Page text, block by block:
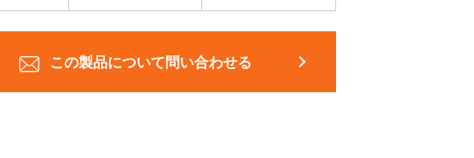
この製品について問い合わせる